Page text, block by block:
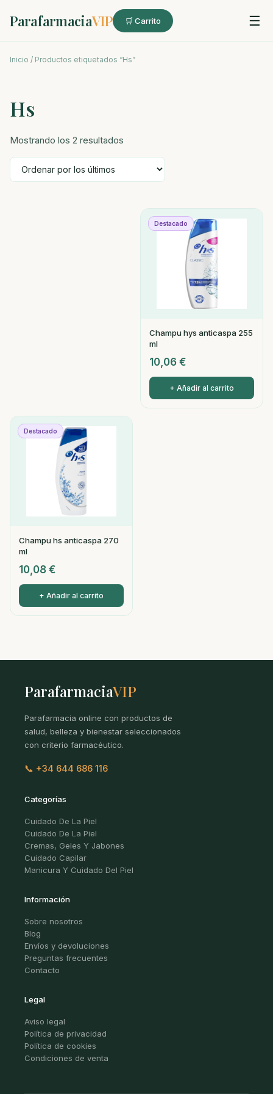
ParafarmaciaVIP 🛒 Carrito ☰
Inicio / Productos etiquetados “Hs”
Hs
Mostrando los 2 resultados
por
últimos
Destacado
Champu hys anticaspa 255
ml
10,06 €
+ Añadir al carrito
Destacado
Champu hs anticaspa 270
ml
10,08 €
+ Añadir al carrito
ParafarmaciaVIP
Parafarmacia online con productos de
salud, belleza y bienestar seleccionados
con criterio farmacéutico.
📞 +34 644 686 116
Categorías
Cuidado De La Piel
Cuidado De La Piel
Cremas, Geles Y Jabones
Cuidado Capilar
Manicura Y Cuidado Del Piel
Información
Sobre nosotros
Blog
Envíos y devoluciones
Preguntas frecuentes
Contacto
Legal
Aviso legal
Política de privacidad
Política de cookies
Condiciones de venta